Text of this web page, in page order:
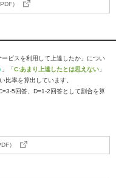
）
ビスを利用して上達したか」につい
」「C:あまり上達したとは思えない 」
比率を算出しています。
5回答、D=1-2回答として割合を算
）